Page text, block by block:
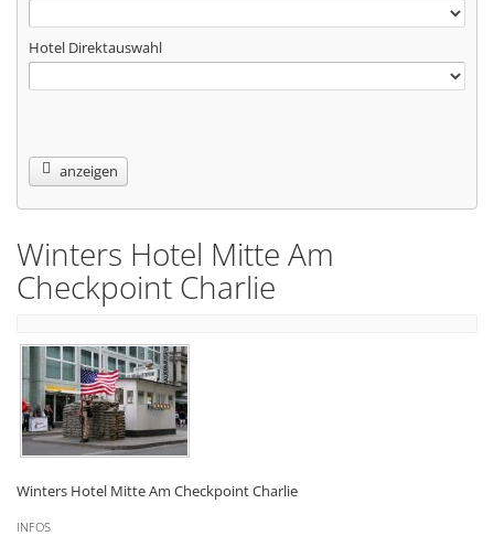
Hotel Direktauswahl
anzeigen
Winters Hotel Mitte Am
Checkpoint Charlie
Winters Hotel Mitte Am Checkpoint Charlie
INFOS